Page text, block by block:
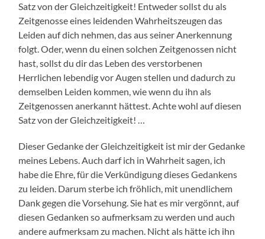
Satz von der Gleichzeitigkeit! Entweder sollst du als
Zeitgenosse eines leidenden Wahrheitszeugen das
Leiden auf dich nehmen, das aus seiner Anerkennung
folgt. Oder, wenn du einen solchen Zeitgenossen nicht
hast, sollst du dir das Leben des verstorbenen
Herrlichen lebendig vor Augen stellen und dadurch zu
demselben Leiden kommen, wie wenn du ihn als
Zeitgenossen anerkannt hättest. Achte wohl auf diesen
Satz von der Gleichzeitigkeit! …
Dieser Gedanke der Gleichzeitigkeit ist mir der Gedanke
meines Lebens. Auch darf ich in Wahrheit sagen, ich
habe die Ehre, für die Verkündigung dieses Gedankens
zu leiden. Darum sterbe ich fröhlich, mit unendlichem
Dank gegen die Vorsehung. Sie hat es mir vergönnt, auf
diesen Gedanken so aufmerksam zu werden und auch
andere aufmerksam zu machen. Nicht als hätte ich ihn